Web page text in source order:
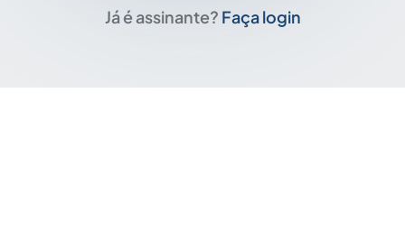
Já é assinante? Faça login